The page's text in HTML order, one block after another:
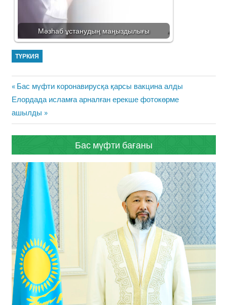
Мәзһаб ұстанудың маңыздылығы
ТҮРКИЯ
Жазба
навигациясы
Previous
Post:
Бас мүфти коронавирусқа қарсы вакцина алды
Next
Post:
Елордада исламға арналған ерекше фотокөрме
ашылды
Бас мүфти бағаны